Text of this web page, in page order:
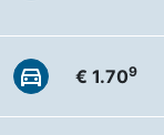
€ 1.709